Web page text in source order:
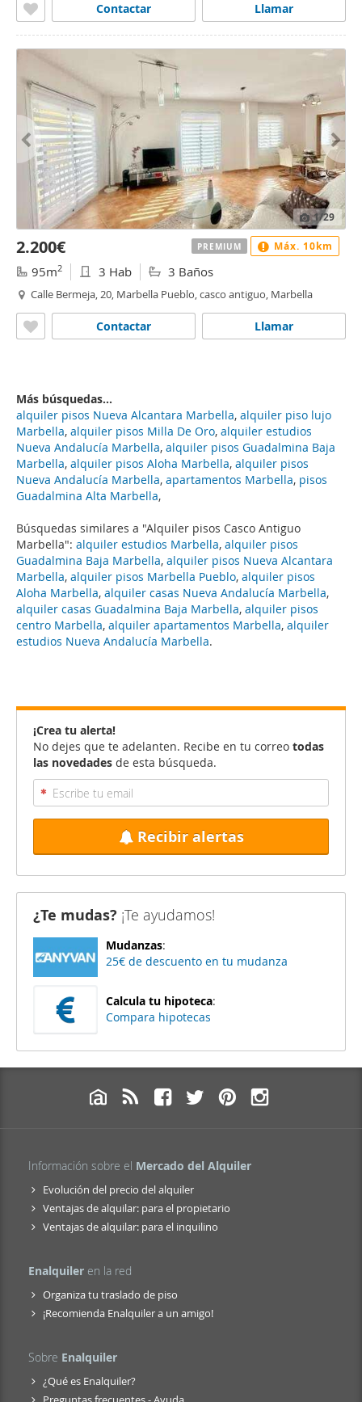
Búsquedas similares a "Alquiler pisos Casco Antiguo
Marbella": alquiler estudios Marbella, alquiler pisos
Guadalmina Baja Marbella, alquiler pisos Nueva Alcantara
Marbella, alquiler pisos Marbella Pueblo, alquiler pisos
Aloha Marbella, alquiler casas Nueva Andalucía Marbella,
alquiler casas Guadalmina Baja Marbella, alquiler pisos
centro Marbella, alquiler apartamentos Marbella, alquiler
estudios Nueva Andalucía Marbella.
Llamar
Contactar
1/29
2.200€
95m2 3 Hab 3 Baños
Calle Bermeja, 20, Marbella Pueblo, casco antiguo, Marbella
Llamar
Contactar
PREMIUM Máx. 10km
Más búsquedas...
alquiler pisos Nueva Alcantara Marbella, alquiler piso lujo
Marbella, alquiler pisos Milla De Oro, alquiler estudios
Nueva Andalucía Marbella, alquiler pisos Guadalmina Baja
Marbella, alquiler pisos Aloha Marbella, alquiler pisos
Nueva Andalucía Marbella, apartamentos Marbella, pisos
Guadalmina Alta Marbella,
¡Crea tu alerta!
No dejes que te adelanten. Recibe en tu correo todas
las novedades de esta búsqueda.
Recibir alertas
¿Te mudas? ¡Te ayudamos!
Mudanzas:
25€ de descuento en tu mudanza
Calcula tu hipoteca:
Compara hipotecas
Información sobre el Mercado del Alquiler
Evolución del precio del alquiler
Ventajas de alquilar: para el propietario
Ventajas de alquilar: para el inquilino
Enalquiler en la red
Organiza tu traslado de piso
¡Recomienda Enalquiler a un amigo!
Sobre Enalquiler
¿Qué es Enalquiler?